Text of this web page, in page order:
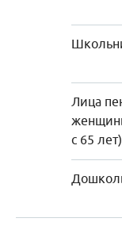
Лица
с 65 лет)